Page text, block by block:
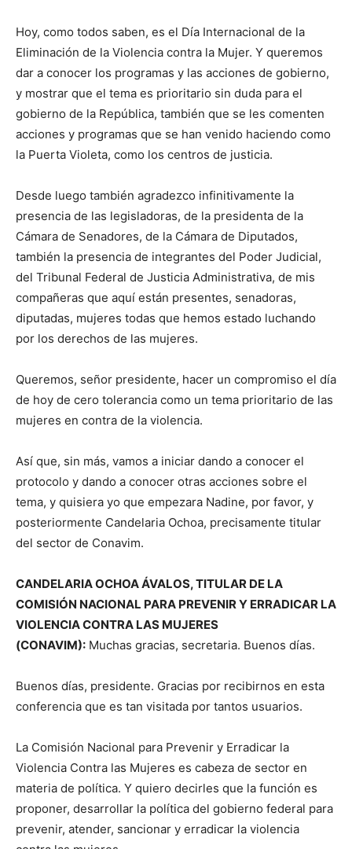
Hoy, como todos saben, es el Día Internacional de la
Eliminación de la Violencia contra la Mujer. Y queremos
dar a conocer los programas y las acciones de gobierno,
y mostrar que el tema es prioritario sin duda para el
gobierno de la República, también que se les comenten
acciones y programas que se han venido haciendo como
la Puerta Violeta, como los centros de justicia.
Desde luego también agradezco infinitivamente la
presencia de las legisladoras, de la presidenta de la
Cámara de Senadores, de la Cámara de Diputados,
también la presencia de integrantes del Poder Judicial,
del Tribunal Federal de Justicia Administrativa, de mis
compañeras que aquí están presentes, senadoras,
diputadas, mujeres todas que hemos estado luchando
por los derechos de las mujeres.
Queremos, señor presidente, hacer un compromiso el día
de hoy de cero tolerancia como un tema prioritario de las
mujeres en contra de la violencia.
Así que, sin más, vamos a iniciar dando a conocer el
protocolo y dando a conocer otras acciones sobre el
tema, y quisiera yo que empezara Nadine, por favor, y
posteriormente Candelaria Ochoa, precisamente titular
del sector de Conavim.
CANDELARIA OCHOA ÁVALOS, TITULAR DE LA
COMISIÓN NACIONAL PARA PREVENIR Y ERRADICAR LA
VIOLENCIA CONTRA LAS MUJERES
(CONAVIM): Muchas gracias, secretaria. Buenos días.
Buenos días, presidente. Gracias por recibirnos en esta
conferencia que es tan visitada por tantos usuarios.
La Comisión Nacional para Prevenir y Erradicar la
Violencia Contra las Mujeres es cabeza de sector en
materia de política. Y quiero decirles que la función es
proponer, desarrollar la política del gobierno federal para
prevenir, atender, sancionar y erradicar la violencia